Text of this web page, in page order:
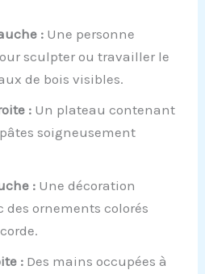
: Une personne
sculpter ou travailler le
de bois visibles.
: Un plateau contenant
soigneusement
: Une décoration
des ornements colorés
: Des mains occupées à